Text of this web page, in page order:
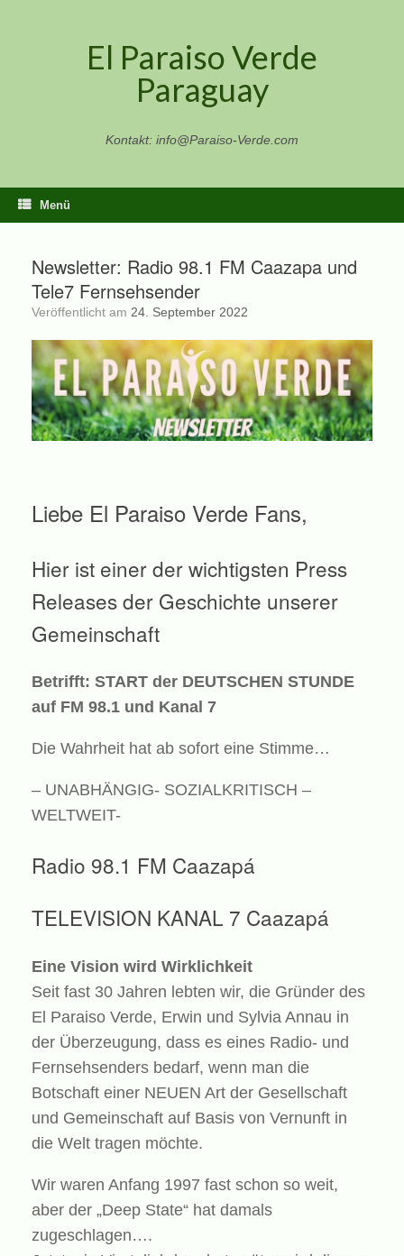
El Paraiso Verde
Paraguay
Kontakt: info@Paraiso-Verde.com
Menü
Newsletter: Radio 98.1 FM Caazapa und
Tele7 Fernsehsender
Veröffentlicht am 24. September 2022
Liebe El Paraiso Verde Fans,
Hier ist einer der wichtigsten Press
Releases der Geschichte unserer
Gemeinschaft
Betrifft: START der DEUTSCHEN STUNDE
auf FM 98.1 und Kanal 7
Die Wahrheit hat ab sofort eine Stimme…
– UNABHÄNGIG- SOZIALKRITISCH –
WELTWEIT-
Radio 98.1 FM Caazapá
TELEVISION KANAL 7 Caazapá
Eine Vision wird Wirklichkeit
Seit fast 30 Jahren lebten wir, die Gründer des
El Paraiso Verde, Erwin und Sylvia Annau in
der Überzeugung, dass es eines Radio- und
Fernsehsenders bedarf, wenn man die
Botschaft einer NEUEN Art der Gesellschaft
und Gemeinschaft auf Basis von Vernunft in
die Welt tragen möchte.
Wir waren Anfang 1997 fast schon so weit,
aber der „Deep State“ hat damals
zugeschlagen….